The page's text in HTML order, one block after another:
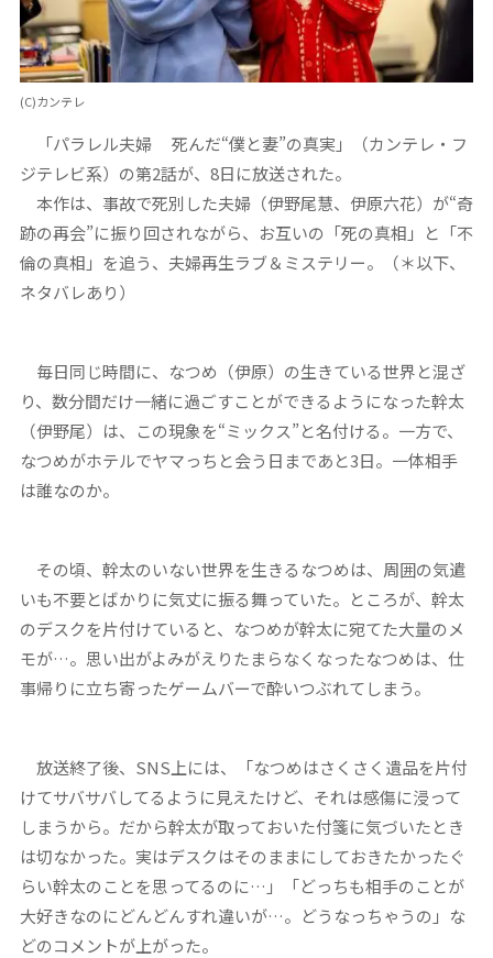
(C)カンテレ
「パラレル夫婦 死んだ“僕と妻”の真実」（カンテレ・フ
ジテレビ系）の第2話が、8日に放送された。
本作は、事故で死別した夫婦（伊野尾慧、伊原六花）が“奇
跡の再会”に振り回されながら、お互いの「死の真相」と「不
倫の真相」を追う、夫婦再生ラブ＆ミステリー。（＊以下、
ネタバレあり）
毎日同じ時間に、なつめ（伊原）の生きている世界と混ざ
り、数分間だけ一緒に過ごすことができるようになった幹太
（伊野尾）は、この現象を“ミックス”と名付ける。一方で、
なつめがホテルでヤマっちと会う日まであと3日。一体相手
は誰なのか。
その頃、幹太のいない世界を生きるなつめは、周囲の気遣
いも不要とばかりに気丈に振る舞っていた。ところが、幹太
のデスクを片付けていると、なつめが幹太に宛てた大量のメ
モが…。思い出がよみがえりたまらなくなったなつめは、仕
事帰りに立ち寄ったゲームバーで酔いつぶれてしまう。
放送終了後、SNS上には、「なつめはさくさく遺品を片付
けてサバサバしてるように見えたけど、それは感傷に浸って
しまうから。だから幹太が取っておいた付箋に気づいたとき
は切なかった。実はデスクはそのままにしておきたかったぐ
らい幹太のことを思ってるのに…」「どっちも相手のことが
大好きなのにどんどんすれ違いが…。どうなっちゃうの」な
どのコメントが上がった。